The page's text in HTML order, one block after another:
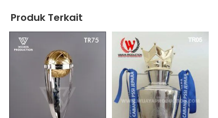
Produk Terkait